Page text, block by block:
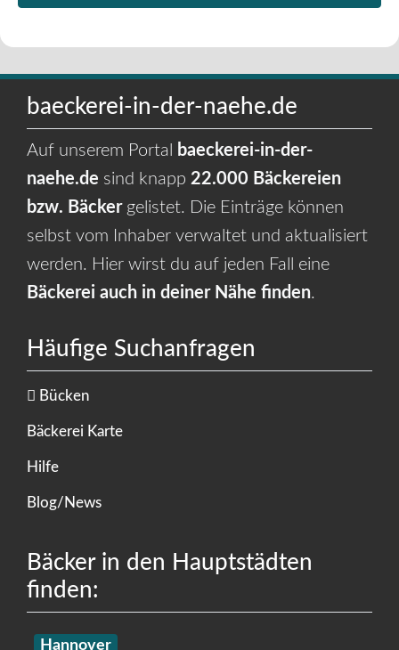
baeckerei-in-der-naehe.de
Auf unserem Portal
baeckerei-in-der-
naehe.de sind knapp 22.000 Bäckereien
bzw. Bäckergelistet. Die Einträge können
selbst vom Inhaber verwaltet und aktualisiert
werden. Hier wirst du auf jeden Fall eine
Bäckerei auch in deiner Nähe finden.
Häufige Suchanfragen
Bücken
Bäckerei Karte
Hilfe
Blog/News
Bäcker in den Hauptstädten
finden:
Hannover